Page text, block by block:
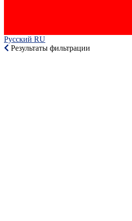
Русский RU‎
Результаты фильтрации